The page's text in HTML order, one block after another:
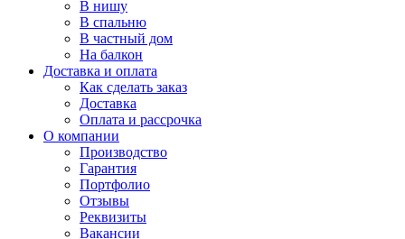
В нишу
В спальню
В частный дом
На балкон
Доставка и оплата
Как сделать заказ
Доставка
Оплата и рассрочка
О компании
Производство
Гарантия
Портфолио
Отзывы
Реквизиты
Вакансии